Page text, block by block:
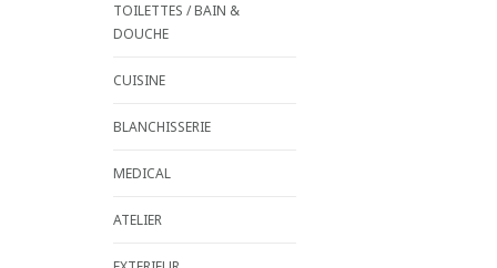
TOILETTES / BAIN &
DOUCHE
CUISINE
BLANCHISSERIE
MEDICAL
ATELIER